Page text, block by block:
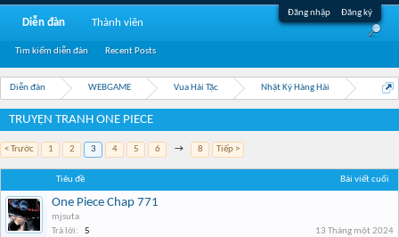
Đăng nhập Đăng ký
Diễn đàn WEBGAME Vua Hải Tặc Nhật Ký Hàng Hải
TRUYỆN TRANH ONE PIECE
< Trước 1 2 3 4 5 6 → 8 Tiếp >
Tiêu đề Bài viết cuối
One Piece Chap 771
mjsuta
Trả lời:
5 13 Tháng một 2024
Diễn đàn
Tìm kiếm diễn đàn Recent Posts
Thành viên